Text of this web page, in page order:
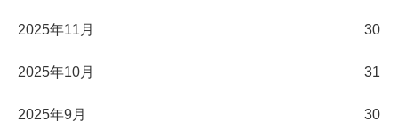
2025年11月 30
2025年10月 31
2025年9月 30